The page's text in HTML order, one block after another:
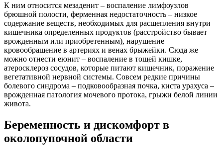
К ним относится мезаденит – воспаление лимфоузлов
брюшной полости, ферменная недостаточность – низкое
содержание веществ, необходимых для расщепления внутри
кишечника определенных продуктов (расстройство бывает
врожденным или приобретенным), нарушение
кровообращение в артериях и венах брыжейки. Сюда же
можно отнести еюнит – воспаление в тощей кишке,
атеросклероз сосудов, которые питают кишечник, поражение
вегетативной нервной системы. Совсем редкие причины
болевого синдрома – подковообразная почка, киста урахуса –
врожденная патология мочевого протока, грыжи белой линии
живота.
Беременность и дискомфорт в
околопупочной области